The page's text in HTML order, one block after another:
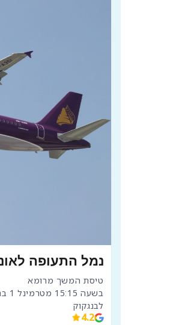
נמל התעופה
טיסת המשך מרומא
לבנגקוק
4.2